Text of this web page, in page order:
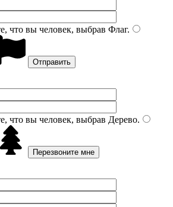
что вы человек, выбрав Флаг.
что вы человек, выбрав Дерево.